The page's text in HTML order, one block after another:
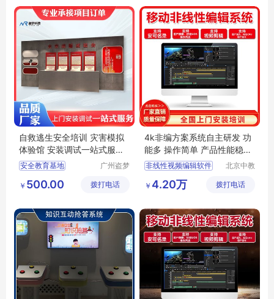
演播室建设
VR生产安全
自救逃生安全培训 灾害模拟
体验馆 安装调试一站式服务
安全教育基地
安全教育基地
安全生产教育培训基地
安全教育基地设备生产厂家
广州盗梦
有限公司
￥ 500.00 拨打电话
4k非编方案系统自主研发 功
能多 操作简单 产品性能稳定
体积小
非线性视频编辑软件
什么叫非编系统
非线性视频剪辑软件
北京中教
有限公司
￥ 4.20万 拨打电话